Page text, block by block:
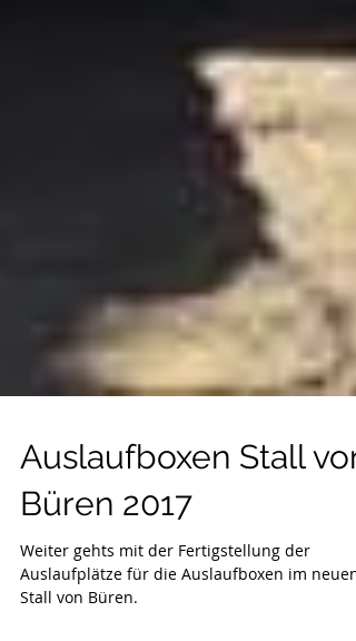
Auslaufboxen Stall von
Büren 2017
Weiter gehts mit der Fertigstellung der